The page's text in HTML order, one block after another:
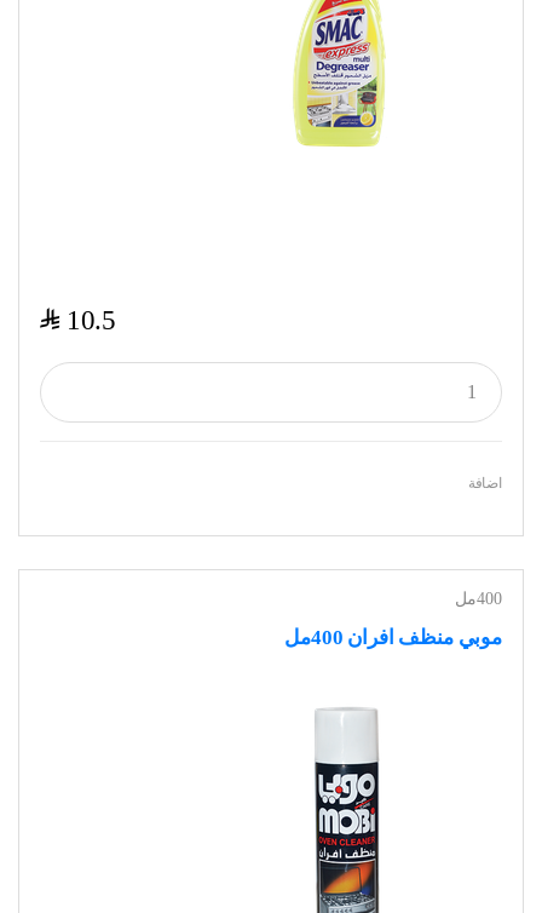
10.5
$
اضافة
400مل
موبي منظف افران 400مل